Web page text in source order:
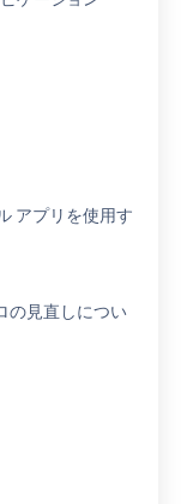
アプリを使用す
の見直しについ